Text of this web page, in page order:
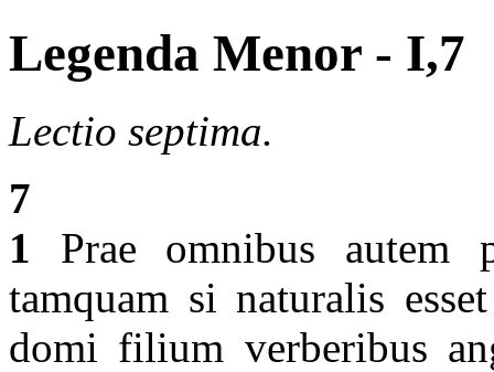
Legenda Menor - I,7
Lectio septima.
7
1 Prae omnibus autem
tamquam si naturalis
domi filium verberibus